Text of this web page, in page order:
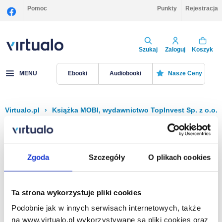
Zgoda Szczegóły O plikach cookies
Ta strona wykorzystuje pliki cookies
Podobnie jak w innych serwisach internetowych, także
na www.virtualo.pl wykorzystywane są pliki cookies oraz
Pomoc Punkty Rejestracja
Szukaj Zaloguj Koszyk
MENU Ebooki Audiobooki Nasze Ceny
Virtualo.pl › Książka MOBI, wydawnictwo TopInvest Sp. z o.o.
Filtruj Sortuj
Na stronie